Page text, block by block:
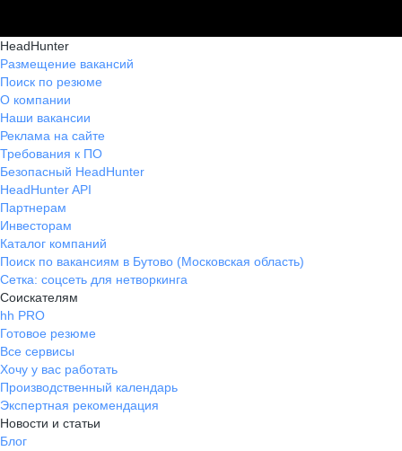
HeadHunter
Размещение вакансий
Поиск по резюме
О компании
Наши вакансии
Реклама на сайте
Требования к ПО
Безопасный HeadHunter
HeadHunter API
Партнерам
Инвесторам
Каталог компаний
Поиск по вакансиям в Бутово (Московская область)
Сетка: соцсеть для нетворкинга
Соискателям
hh PRO
Готовое резюме
Все сервисы
Хочу у вас работать
Производственный календарь
Экспертная рекомендация
Новости и статьи
Блог